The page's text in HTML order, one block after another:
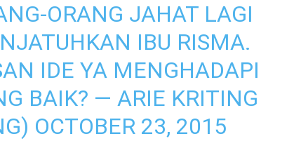
ORANG JAHAT LAGI
IBU RISMA.
IDE YA MENGHADAPI
BAIK? — ARIE KRITING
OCTOBER 23, 2015